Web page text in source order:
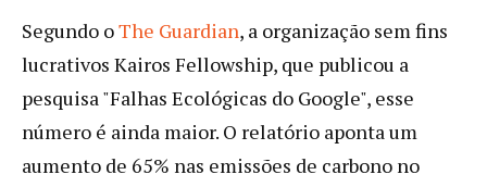
Segundo oThe Guardian, a organização sem fins
lucrativos Kairos Fellowship, que publicou a
pesquisa "Falhas Ecológicas do Google", esse
número é ainda maior. O relatório aponta um
aumento de 65% nas emissões de carbono no